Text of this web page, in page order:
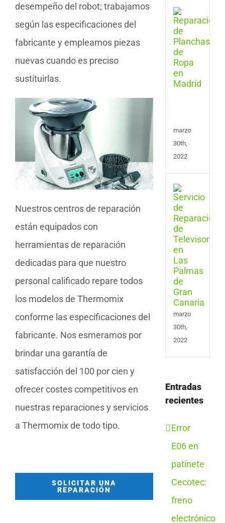
desempeño del robot; trabajamos
según las especificaciones del
fabricante y empleamos piezas
nuevas cuando es preciso
sustituirlas.
Nuestros centros de reparación
están equipados con
herramientas de reparación
dedicadas para que nuestro
personal calificado repare todos
los modelos de Thermomix
conforme las especificaciones del
fabricante. Nos esmeramos por
brindar una garantía de
satisfacción del 100 por cien y
ofrecer costes competitivos en
nuestras reparaciones y servicios
a Thermomix de todo tipo.
SOLICITAR UNA
REPARACIÓN
de
de
marzo
30th,
2022
en
marzo
30th,
2022
Entradas
recientes
Error
E06 en
patinete
Cecotec:
freno
electrónico